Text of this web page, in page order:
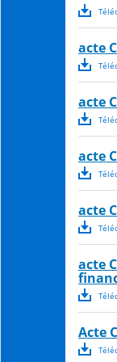
acte
acte
acte
acte
acte
Acte